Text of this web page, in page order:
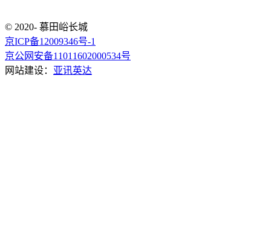
© 2020- 慕田峪长城
京ICP备12009346号-1
京公网安备11011602000534号
网站建设： 亚讯英达